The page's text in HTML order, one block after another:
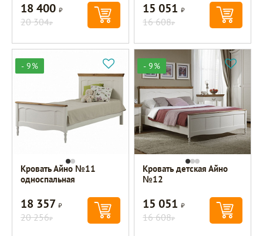
18 400Р
20 304Р
15 051Р
16 608Р
- 9%
Кровать Айно №11
односпальная
18 357Р
20 256Р
- 9%
Кровать детская Айно
№12
15 051Р
16 608Р